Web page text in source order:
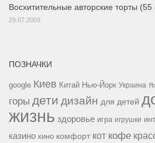
Восхитительные авторские торты
29.07.2009
ПОЗНАЧКИ
google Киев Китай Нью-Йорк Украина
горы дети дизайн для детей
жизнь здоровье игра игрушки
казино кино комфорт кот кофе